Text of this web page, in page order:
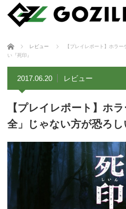
ホーム レビュー
【プレイレポート】ホラ
い『死印』
2017.06.20 レビュー
【プレイレポート】ホ
全」じゃない方が恐ろし